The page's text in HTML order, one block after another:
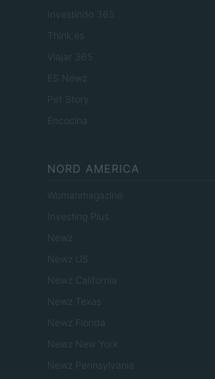
Investindo 365
Think.es
Viajar 365
ES Newz
Pet Story
Encocina
NORD AMERICA
Womanmagazine
Investing Plus
Newz
Newz US
Newz California
Newz Texas
Newz Florida
Newz New York
Newz Pennsylvania